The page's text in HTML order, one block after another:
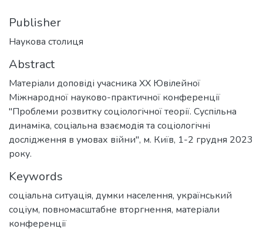
Publisher
Наукова столиця
Abstract
Матеріали доповіді учасника ХX Ювілейної
Міжнародної науково-практичної конференції
"Проблеми розвитку соціологічної теорії. Суспільна
динаміка, соціальна взаємодія та соціологічні
дослідження в умовах війни", м. Київ, 1-2 грудня 2023
року.
Keywords
соціальна ситуація, думки населення, український
соціум, повномасштабне вторгнення, матеріали
конференції